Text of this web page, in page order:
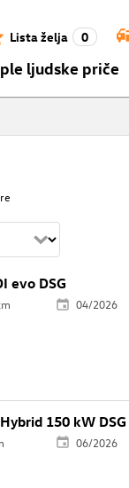
Lista želja 0
ljudske priče
evo DSG
04/2026
150 kW
06/2026